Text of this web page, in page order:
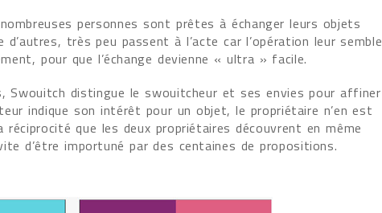
personnes sont prêtes à échanger leurs objets
d’autres, très peu passent à l’acte car l’opération leur semble
pour que l’échange devienne « ultra » facile.
distingue le swouitcheur et ses envies pour affiner
indique son intérêt pour un objet, le propriétaire n’en est
que les deux propriétaires découvrent en même
d’être importuné par des centaines de propositions.